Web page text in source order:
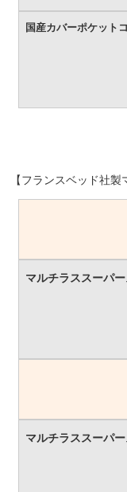
【フランスベッド社